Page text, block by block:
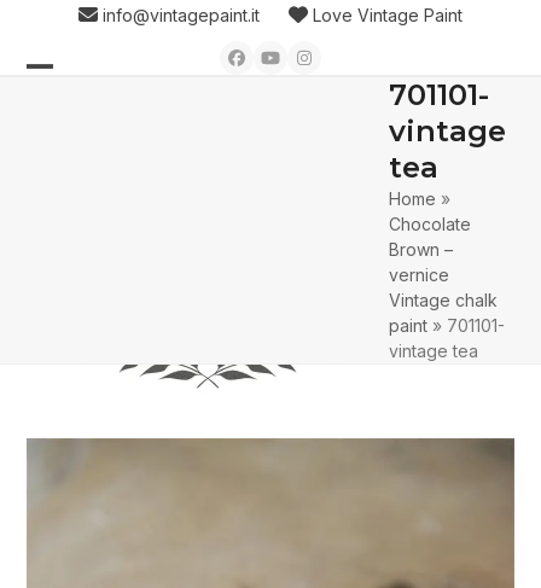
content
info@vintagepaint.it Love Vintage Paint
Facebook
YouTubeInstagram
701101-
vintage
tea
Home »
Chocolate
Brown –
vernice
Vintage chalk
paint » 701101-
vintage tea